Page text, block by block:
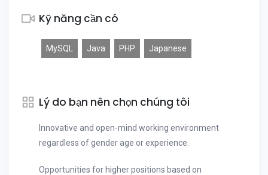
Kỹ năng cần có
MySQL Java PHP Japanese
Lý do bạn nên chọn chúng tôi
Innovative and open-mind working environment
regardless of gender age or experience.
Opportunities for higher positions based on